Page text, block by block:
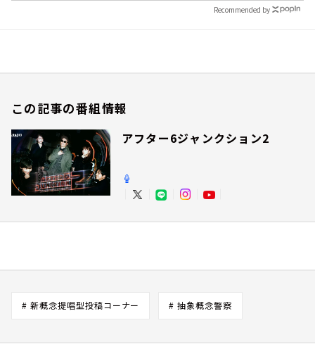
Recommended by
この記事の番組情報
アフター6ジャンクション2
# 新概念提唱型投稿コーナー # 抽象概念警察